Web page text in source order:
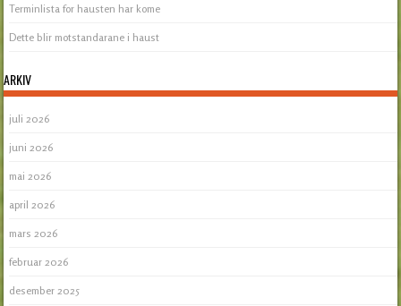
Terminlista for hausten har kome
Dette blir motstandarane i haust
ARKIV
juli 2026
juni 2026
mai 2026
april 2026
mars 2026
februar 2026
desember 2025